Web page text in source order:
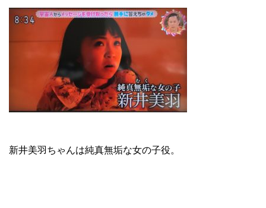
新井美羽ちゃんは純真無垢な女の子役。